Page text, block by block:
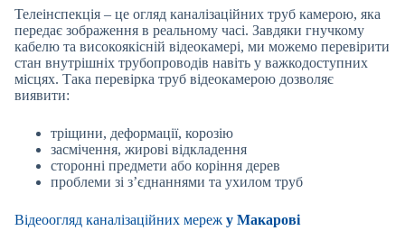
Телеінспекція – це огляд каналізаційних труб камерою, яка
передає зображення в реальному часі. Завдяки гнучкому
кабелю та високоякісній відеокамері, ми можемо перевірити
стан внутрішніх трубопроводів навіть у важкодоступних
місцях. Така перевірка труб відеокамерою дозволяє
виявити:
тріщини, деформації, корозію
засмічення, жирові відкладення
сторонні предмети або коріння дерев
проблеми зі з’єднаннями та ухилом труб
Відеоогляд каналізаційних мереж у Макарові